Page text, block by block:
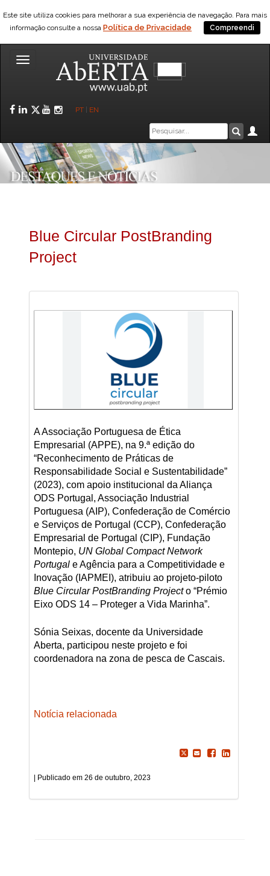
Este site utiliza cookies para melhorar a sua experiência de navegação. Para mais
informação consulte a nossa Política de Privacidade Compreendi
Toggle
Facebook
LinkedIn
Twitter
YouTube
Instagram
PT EN
Caixa
de
pesquisa
Blue Circular PostBranding
Project
A Associação Portuguesa de Ética
Empresarial (APPE), na 9.ª edição do
“Reconhecimento de Práticas de
Responsabilidade Social e Sustentabilidade”
(2023), com apoio institucional da Aliança
ODS Portugal, Associação Industrial
Portuguesa (AIP), Confederação de Comércio
e Serviços de Portugal (CCP), Confederação
Empresarial de Portugal (CIP), Fundação
Montepio, UN Global Compact Network
Portugale Agência para a Competitividade e
Inovação (IAPMEI), atribuiu ao projeto-piloto
Blue Circular PostBranding Projecto “Prémio
Eixo ODS 14 – Proteger a Vida Marinha”.
Sónia Seixas, docente da Universidade
Aberta, participou neste projeto e foi
coordenadora na zona de pesca de Cascais.
Notícia relacionada
26 de outubro, 2023